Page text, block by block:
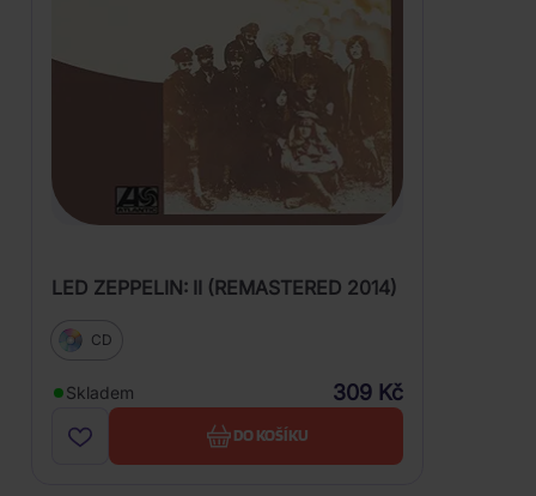
LED ZEPPELIN: II (REMASTERED 2014)
CD
Skladem 309 Kč
DO KOŠÍKU